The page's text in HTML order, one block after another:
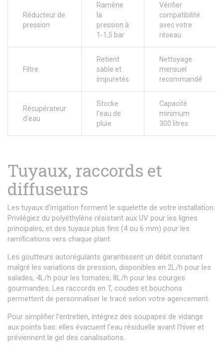
Réducteur de
pression
Ramène
la
pression à
1-1,5 bar
Vérifier
compatibilité
avec votre
réseau
Filtre
Retient
sable et
impuretés
Nettoyage
mensuel
recommandé
Récupérateur
d’eau
Stocke
l’eau de
pluie
Capacité
minimum
300 litres
Tuyaux, raccords et
diffuseurs
Les tuyaux d’irrigation forment le squelette de votre installation.
Privilégiez du polyéthylène résistant aux UV pour les lignes
principales, et des tuyaux plus fins (4 ou 6 mm) pour les
ramifications vers chaque plant.
Les goutteurs autorégulants garantissent un débit constant
malgré les variations de pression, disponibles en 2L/h pour les
salades, 4L/h pour les tomates, 8L/h pour les courges
gourmandes. Les raccords en T, coudes et bouchons
permettent de personnaliser le tracé selon votre agencement.
Pour simplifier l’entretien, intégrez des soupapes de vidange
aux points bas: elles évacuent l’eau résiduelle avant l’hiver et
préviennent le gel des canalisations.